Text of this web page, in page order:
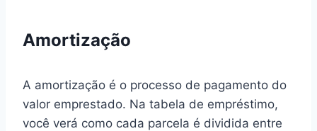
Amortização
A amortização é o processo de pagamento do
valor emprestado. Na tabela de empréstimo,
você verá como cada parcela é dividida entre